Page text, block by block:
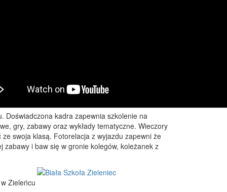
Doświadczona kadra zapewnia szkolenie na
gry, zabawy oraz wykłady tematyczne. Wieczory
swoja klasą. Fotorelacja z wyjazdu zapewni że
zabawy i baw się w gronie kolegów, koleżanek z
Zieleńcu